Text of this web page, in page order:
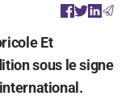
Et
sous le signe